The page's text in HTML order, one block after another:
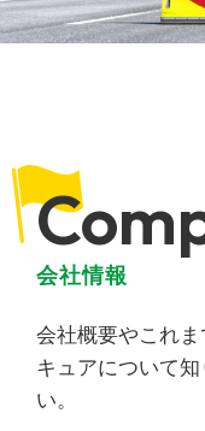
会社情報
会社概要やこれ
キュアについて
い。